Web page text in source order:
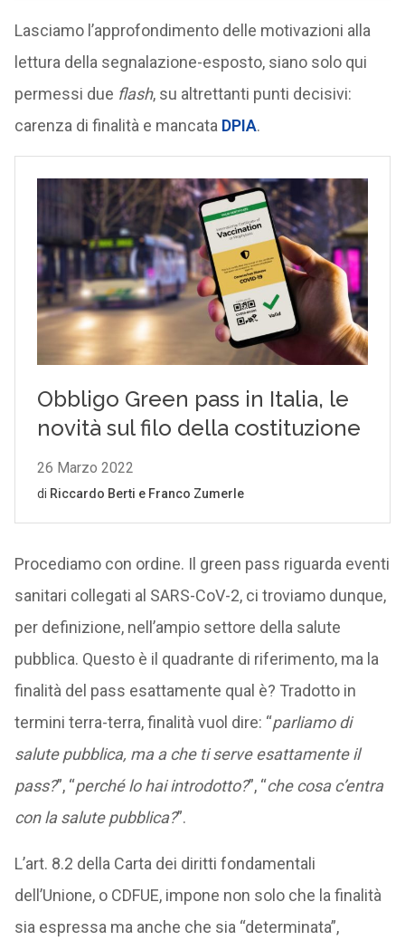
Lasciamo l’approfondimento delle motivazioni alla
lettura della segnalazione-esposto, siano solo qui
permessi due flash, su altrettanti punti decisivi:
carenza di finalità e mancata DPIA.
Procediamo con ordine. Il green pass riguarda eventi
sanitari collegati al SARS-CoV-2, ci troviamo dunque,
per definizione, nell’ampio settore della salute
pubblica. Questo è il quadrante di riferimento, ma la
finalità del pass esattamente qual è? Tradotto in
termini terra-terra, finalità vuol dire: “parliamo di
salute pubblica, ma a che ti serve esattamente il
pass?”, “perché lo hai introdotto?”, “che cosa c’entra
con la salute pubblica?”.
L’art. 8.2 della Carta dei diritti fondamentali
dell’Unione, o CDFUE, impone non solo che la finalità
sia espressa ma anche che sia “determinata”,